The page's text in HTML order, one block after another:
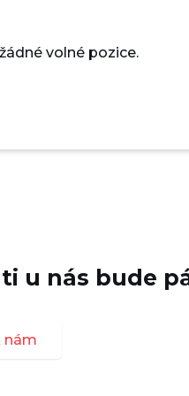
volné pozice.
u nás bude
nám